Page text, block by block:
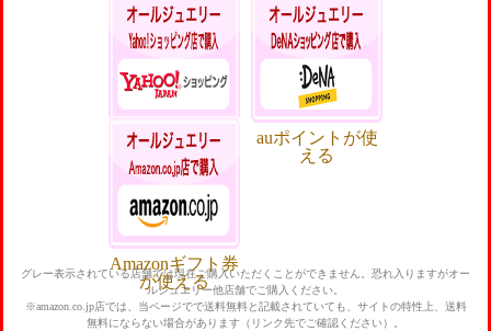
本店ポイントい
つでも5%還元
楽天ポイントが
貯まる・使える
Yahoo!ポイント
が貯まる・使え
る
auポイントが使
える
Amazonギフト券
が使える
グレー表示されている店舗では現在ご購入いただくことができません。恐れ入りますがオー
ルジュエリー他店舗でご購入ください。
※amazon.co.jp店では、当ページでで送料無料と記載されていても、サイトの特性上、送料
無料にならない場合があります（リンク先でご確認ください）。